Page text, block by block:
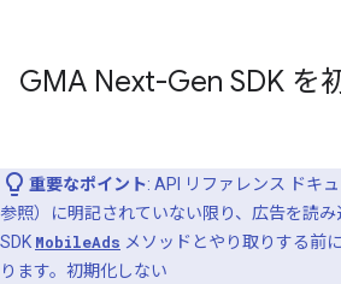
GMA Next-Gen SDK を
重要なポイント: API リファレンス ドキ
参照）に明記されていない限り、広告を読み
SDK MobileAds メソッドとやり取りする前
ります。初期化しない